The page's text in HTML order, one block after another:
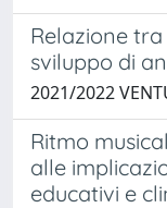
Relazione
sviluppo di
2021/2022
Ritmo
alle
educativi e